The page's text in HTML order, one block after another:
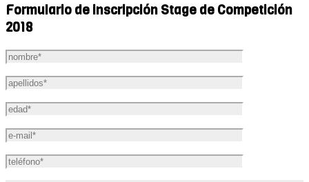
Formulario de inscripción Stage de Competición
2018